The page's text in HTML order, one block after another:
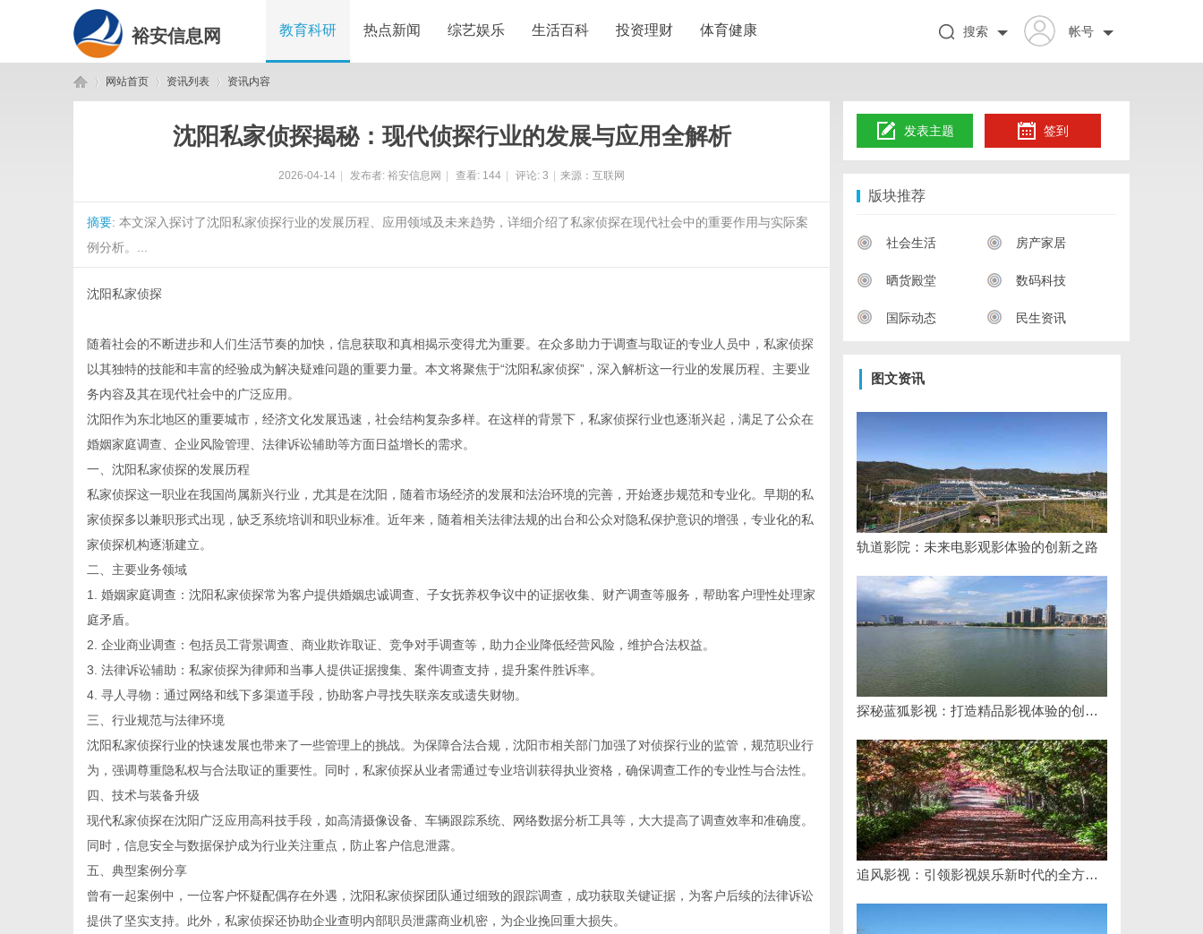
裕安信息网 教育科研 热点新闻 综艺娱乐 生活百科 投资理财 体育健康 帐号
搜索
网站首页 资讯列表 资讯内容
沈阳私家侦探揭秘：现代侦探行业的发展与应用全解析
2026-04-14 发布者: 裕安信息网 查看: 144 评论: 3 来源：互联网
摘要: 本文深入探讨了沈阳私家侦探行业的发展历程、应用领域及未来趋势，详细介绍了私家侦探在现代社会中的重要作用与实际案
例分析。...
沈阳私家侦探
随着社会的不断进步和人们生活节奏的加快，信息获取和真相揭示变得尤为重要。在众多助力于调查与取证的专业人员中，私家侦探
以其独特的技能和丰富的经验成为解决疑难问题的重要力量。本文将聚焦于“沈阳私家侦探”，深入解析这一行业的发展历程、主要业
务内容及其在现代社会中的广泛应用。
沈阳作为东北地区的重要城市，经济文化发展迅速，社会结构复杂多样。在这样的背景下，私家侦探行业也逐渐兴起，满足了公众在
婚姻家庭调查、企业风险管理、法律诉讼辅助等方面日益增长的需求。
一、沈阳私家侦探的发展历程
私家侦探这一职业在我国尚属新兴行业，尤其是在沈阳，随着市场经济的发展和法治环境的完善，开始逐步规范和专业化。早期的私
家侦探多以兼职形式出现，缺乏系统培训和职业标准。近年来，随着相关法律法规的出台和公众对隐私保护意识的增强，专业化的私
家侦探机构逐渐建立。
二、主要业务领域
1. 婚姻家庭调查：沈阳私家侦探常为客户提供婚姻忠诚调查、子女抚养权争议中的证据收集、财产调查等服务，帮助客户理性处理家
庭矛盾。
2. 企业商业调查：包括员工背景调查、商业欺诈取证、竞争对手调查等，助力企业降低经营风险，维护合法权益。
3. 法律诉讼辅助：私家侦探为律师和当事人提供证据搜集、案件调查支持，提升案件胜诉率。
4. 寻人寻物：通过网络和线下多渠道手段，协助客户寻找失联亲友或遗失财物。
三、行业规范与法律环境
沈阳私家侦探行业的快速发展也带来了一些管理上的挑战。为保障合法合规，沈阳市相关部门加强了对侦探行业的监管，规范职业行
为，强调尊重隐私权与合法取证的重要性。同时，私家侦探从业者需通过专业培训获得执业资格，确保调查工作的专业性与合法性。
四、技术与装备升级
现代私家侦探在沈阳广泛应用高科技手段，如高清摄像设备、车辆跟踪系统、网络数据分析工具等，大大提高了调查效率和准确度。
同时，信息安全与数据保护成为行业关注重点，防止客户信息泄露。
五、典型案例分享
曾有一起案例中，一位客户怀疑配偶存在外遇，沈阳私家侦探团队通过细致的跟踪调查，成功获取关键证据，为客户后续的法律诉讼
提供了坚实支持。此外，私家侦探还协助企业查明内部职员泄露商业机密，为企业挽回重大损失。
发表主题 签到
版块推荐
社会生活 房产家居
晒货殿堂 数码科技
国际动态 民生资讯
图文资讯
轨道影院：未来电影观影体验的创新之路
探秘蓝狐影视：打造精品影视体验的创新平台
追风影视：引领影视娱乐新时代的全方位平台